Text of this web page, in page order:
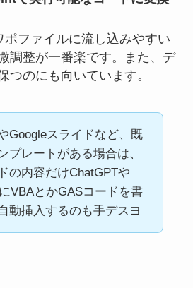
ポファイルに流し込みやすい
調整が一番楽です。また、デ
つのにも向いています。
Googleスライドなど、既
プレートがある場合は、
の内容だけChatGPTや
VBAとかGASコードを書
動挿入するのも手デスヨ